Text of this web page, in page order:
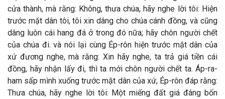
cửa thành, mà rằng: Không, thưa chúa, hãy nghe lời tôi: Hiện
trước mặt dân tôi, tôi xin dâng cho chúa cánh đồng, và cũng
dâng luôn cái hang đá ở trong đó nữa; hãy chôn người chết
của chúa đi. và nói lại cùng Ép-rôn hiện trước mặt dân của
xứ đương nghe, mà rằng: Xin hãy nghe, ta trả giá tiền cái
đồng, hãy nhận lấy đi, thì ta mới chôn người chết ta. Áp-ra-
ham sấp mình xuống trước mặt dân của xứ, Ép-rôn đáp rằng:
Thưa chúa, hãy nghe lời tôi: Một miếng đất giá đáng bốn